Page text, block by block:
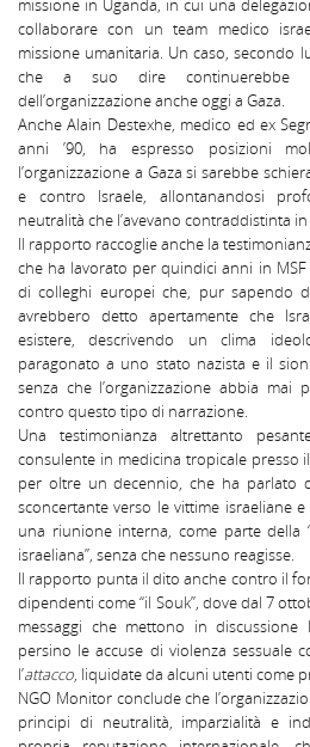
missione in Uganda, in cui una
collaborare con un team medico
missione umanitaria. Un caso, secondo
che a suo dire continuerebbe a
dell’organizzazione anche oggi a Gaza.
Anche Alain Destexhe, medico ed ex
anni ’90, ha espresso posizioni
l’organizzazione a Gaza si sarebbe
e contro Israele, allontanandosi
neutralità che l’avevano contraddistinta
Il rapporto raccoglie anche la
che ha lavorato per quindici anni in
di colleghi europei che, pur sapendo
avrebbero detto apertamente che
esistere, descrivendo un clima
paragonato a uno stato nazista e il
senza che l’organizzazione abbia mai
contro questo tipo di narrazione.
Una testimonianza altrettanto
consulente in medicina tropicale presso
per oltre un decennio, che ha parlato
sconcertante verso le vittime israeliane
una riunione interna, come parte della
israeliana”, senza che nessuno reagisse.
Il rapporto punta il dito anche contro il
dipendenti come “il Souk”, dove dal 7
messaggi che mettono in
persino le accuse di violenza sessuale
l’attacco, liquidate da alcuni utenti come
NGO Monitor conclude che
principi di neutralità, imparzialità e